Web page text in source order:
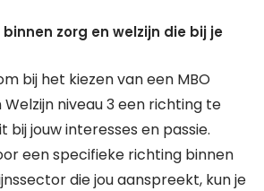
zorg en welzijn die bij je
bij het kiezen van een MBO
niveau 3 een richting te
bij jouw interesses en passie.
een specifieke richting binnen
die jou aanspreekt, kun je